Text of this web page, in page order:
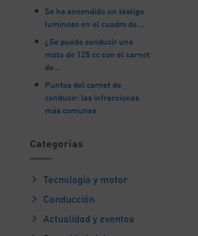
Se ha encendido un testigo
luminoso en el cuadro de…
¿Se puede conducir una
moto de 125 cc con el carnet
de…
Puntos del carnet de
conducir: las infracciones
más comunes
Categorías
Tecnología y motor
Conducción
Actualidad y eventos